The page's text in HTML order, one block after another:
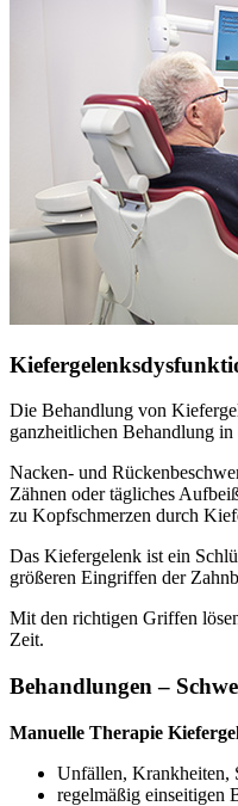
Die Behandlung von
ganzheitlichen Behandlung
Nacken- und
Zähnen oder tägliches
zu Kopfschmerzen durch
Das Kiefergelenk ist ein
größeren Eingriffen der
Mit den richtigen Griffen
Zeit.
Behandlungen –
Manuelle Therapie
Unfällen, Krankheiten,
regelmäßig einseitigen